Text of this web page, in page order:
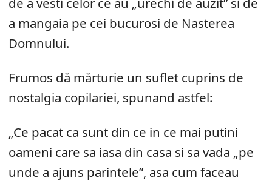
a mangaia pe cei bucurosi de Nasterea
Domnului.
Frumos dă mărturie un suflet cuprins de
nostalgia copilariei, spunand astfel:
„Ce pacat ca sunt din ce in ce mai putini
oameni care sa iasa din casa si sa vada „pe
unde a ajuns parintele”, asa cum faceau